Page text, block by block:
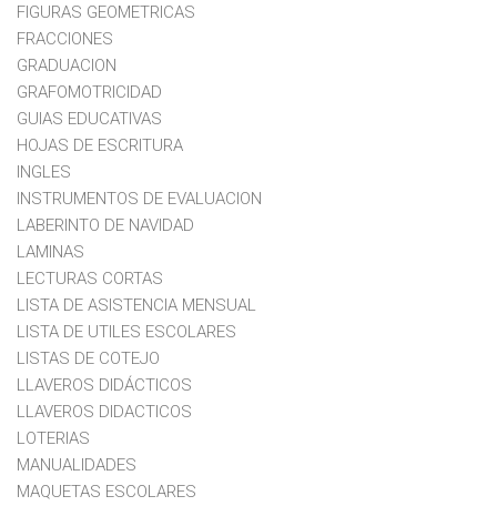
FIGURAS GEOMETRICAS
FRACCIONES
GRADUACION
GRAFOMOTRICIDAD
GUIAS EDUCATIVAS
HOJAS DE ESCRITURA
INGLES
INSTRUMENTOS DE EVALUACION
LABERINTO DE NAVIDAD
LAMINAS
LECTURAS CORTAS
LISTA DE ASISTENCIA MENSUAL
LISTA DE UTILES ESCOLARES
LISTAS DE COTEJO
LLAVEROS DIDÁCTICOS
LLAVEROS DIDACTICOS
LOTERIAS
MANUALIDADES
MAQUETAS ESCOLARES